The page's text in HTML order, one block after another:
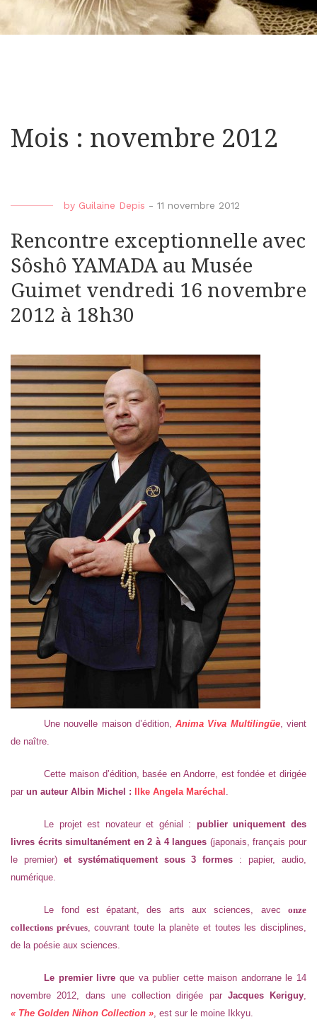
Mois : novembre 2012
by Guilaine Depis - 11 novembre 2012
Rencontre exceptionnelle avec
Sôshô YAMADA au Musée
Guimet vendredi 16 novembre
2012 à 18h30
Une nouvelle maison d’édition,Anima Viva Multilingüe, vient
de naître.
Cette maison d’édition, basée en Andorre, est fondée et dirigée
par un auteur Albin Michel : Ilke Angela Maréchal
Le projet est novateur et génial : publier uniquement des
livres écrits simultanément en 2 à 4 langues (japonais, français pour
le premier) et systématiquement sous 3 formes : papier, audio,
numérique.
Le fond est épatant, des arts aux sciences, avec onze
collections prévues, couvrant toute la planète et toutes les disciplines,
de la poésie aux sciences.
Le premier livre que va publier cette maison andorrane le 14
novembre 2012, dans une collection dirigée par Jacques Keriguy
« The Golden Nihon Collection » , est sur le moine Ikkyu.